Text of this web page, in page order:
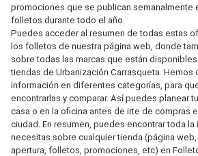
promociones que se publican semanalmente
folletos durante todo el año.
Puedes acceder al resumen de todas estas
los folletos de nuestra página web, donde
sobre todas las marcas que están
tiendas de Urbanización Carrasqueta. Hemos
información en diferentes categorías, para
encontrarlas y comparar. Así puedes planear
casa o en la oficina antes de irte de compras
ciudad. En resumen, puedes encontrar toda
necesitas sobre cualquier tienda (página
apertura, folletos, promociones, etc) en